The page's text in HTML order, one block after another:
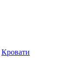
Кровати